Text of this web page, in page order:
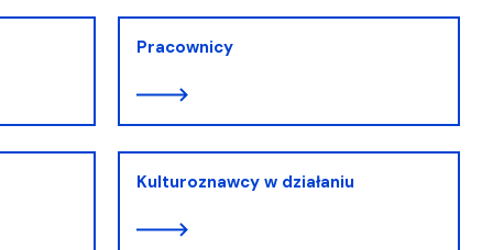
Pracownicy
Kulturoznawcy w działaniu